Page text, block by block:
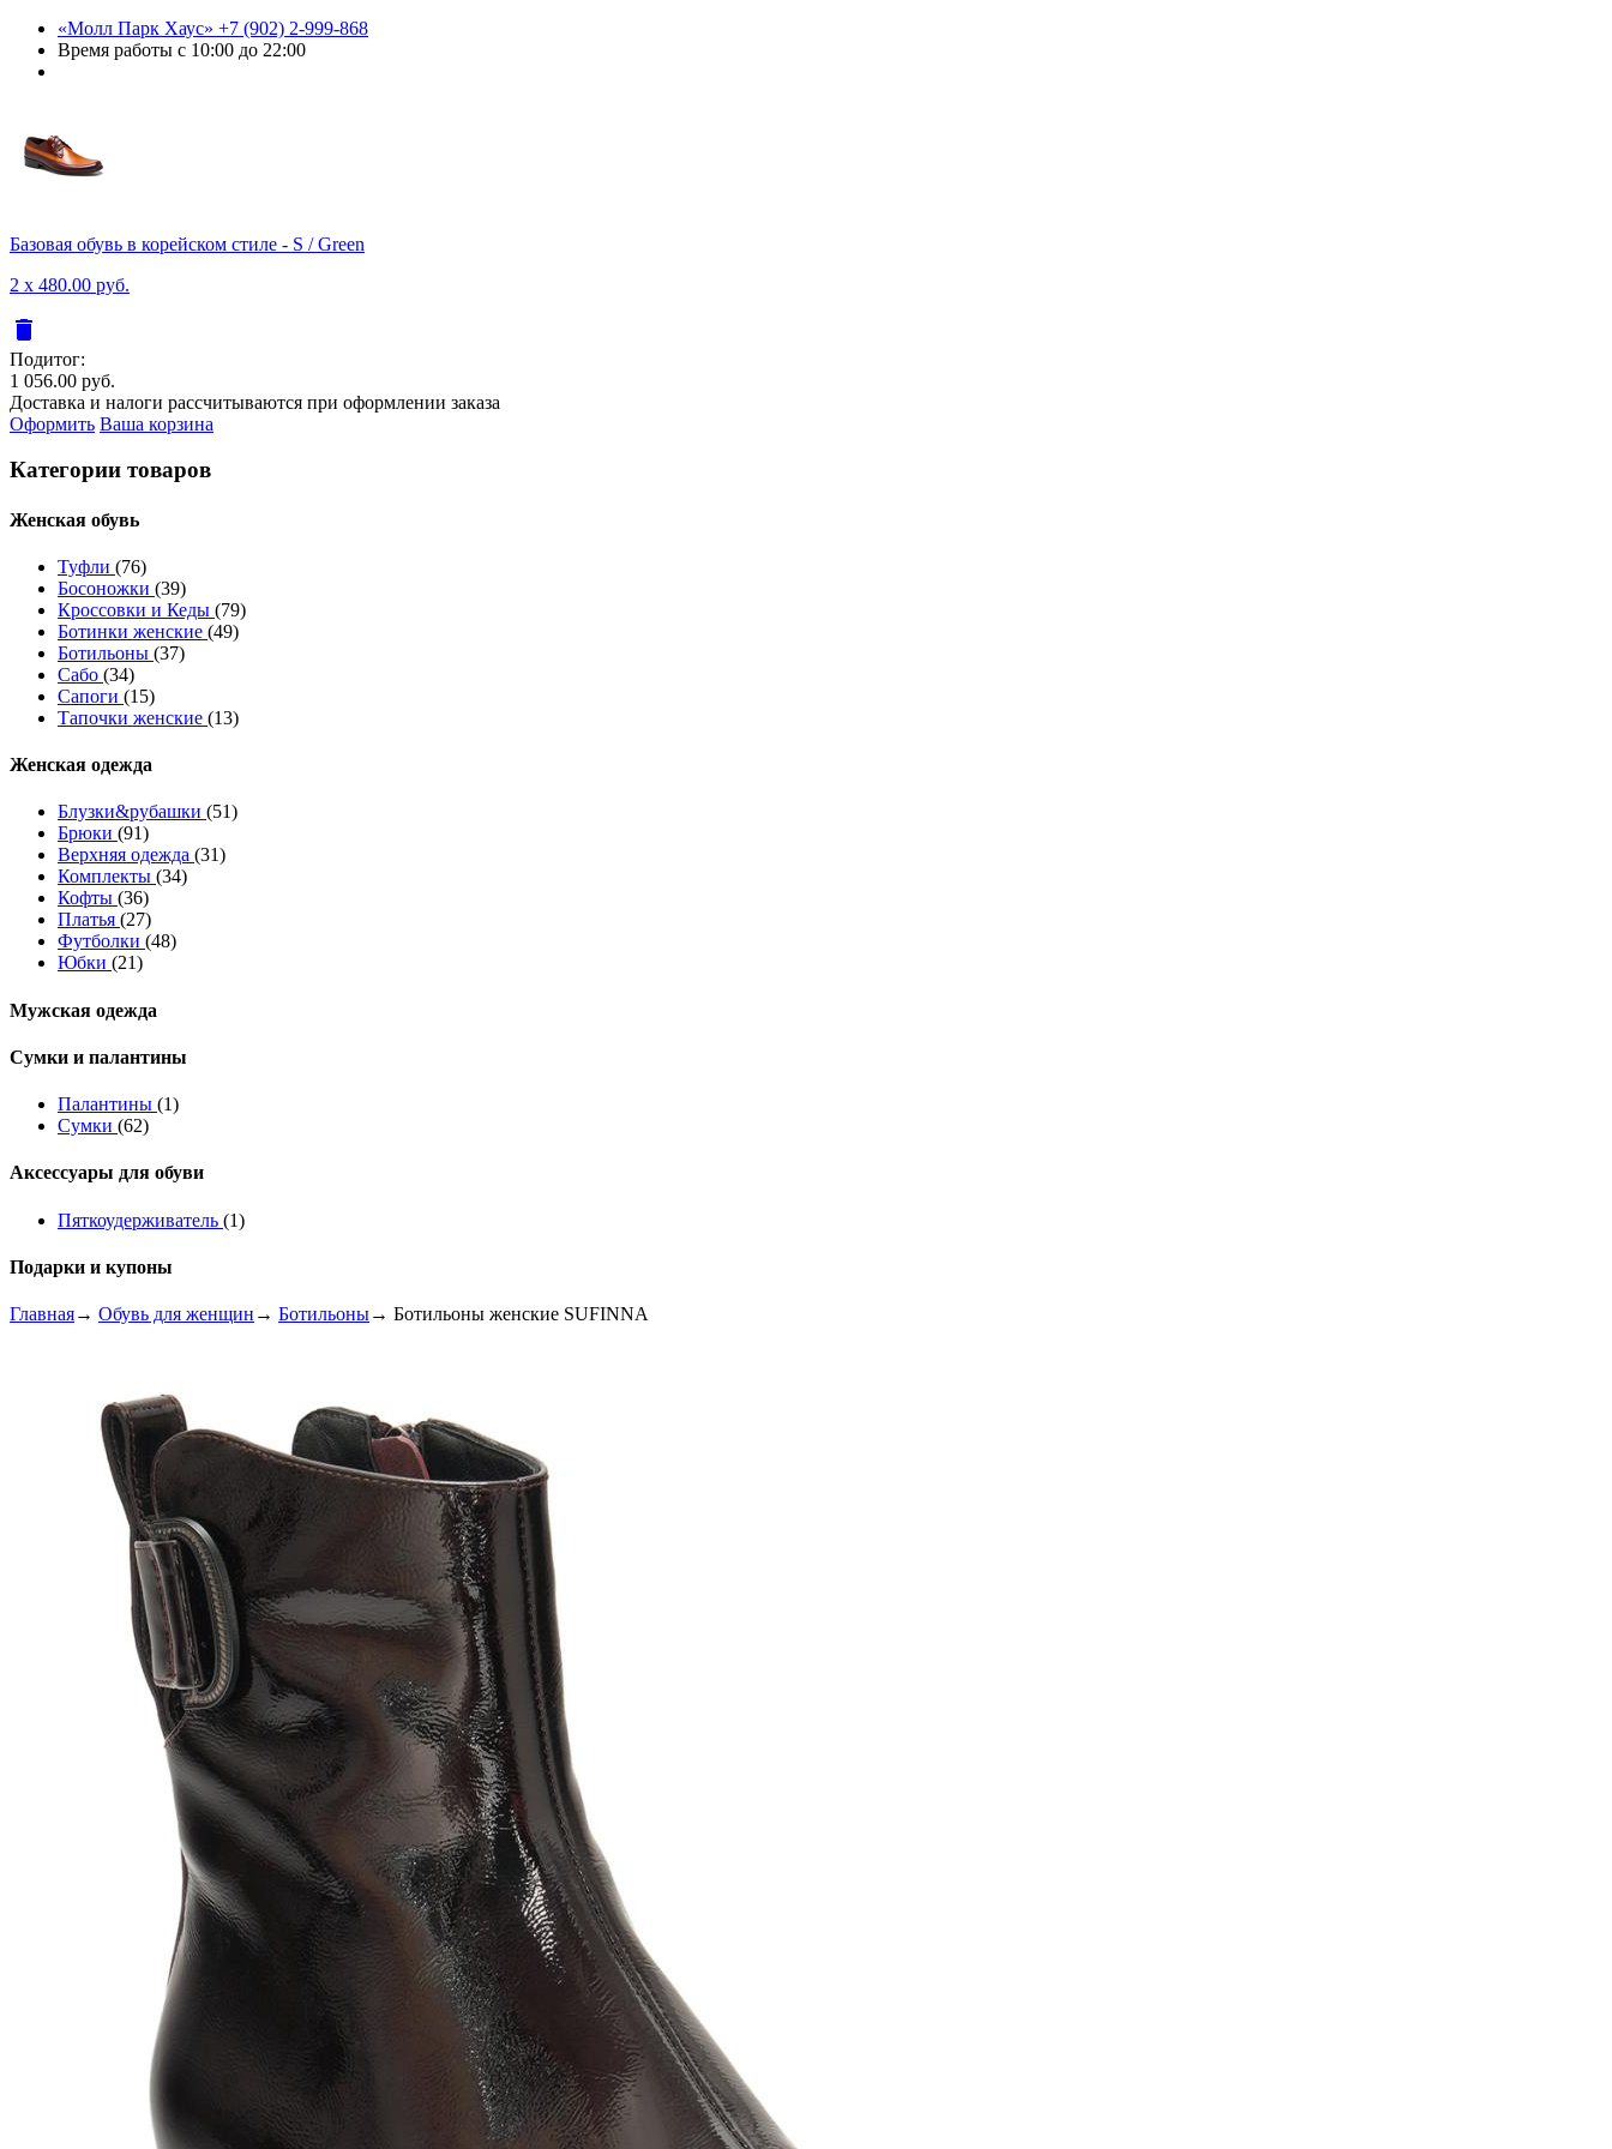
«Молл Парк Хаус» +7 (902) 2-999-868
Время работы с 10:00 до 22:00
Базовая обувь в корейском стиле - S / Green
2 x 480.00 руб.
delete
Подитог:
1 056.00 руб.
Доставка и налоги рассчитываются при оформлении заказа
Оформить Ваша корзина
Категории товаров
Женcкая обувь
Туфли (76)
Босоножки (39)
Кроссовки и Кеды (79)
Ботинки женские (49)
Ботильоны (37)
Сабо (34)
Сапоги (15)
Тапочки женские (13)
Женская одежда
Блузки&рубашки (51)
Брюки (91)
Верхняя одежда (31)
Комплекты (34)
Кофты (36)
Платья (27)
Футболки (48)
Юбки (21)
Мужская одежда
Сумки и палантины
Палантины (1)
Сумки (62)
Аксессуары для обуви
Пяткоудерживатель (1)
Подарки и купоны
Главная→ Обувь для женщин → Ботильоны→ Ботильоны женские SUFINNA